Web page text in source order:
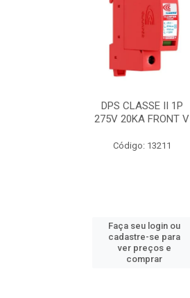
DPS CLASSE II 1P
275V 20KA FRONT V
Código: 13211
Faça seu login ou
cadastre-se para
ver preços e
comprar